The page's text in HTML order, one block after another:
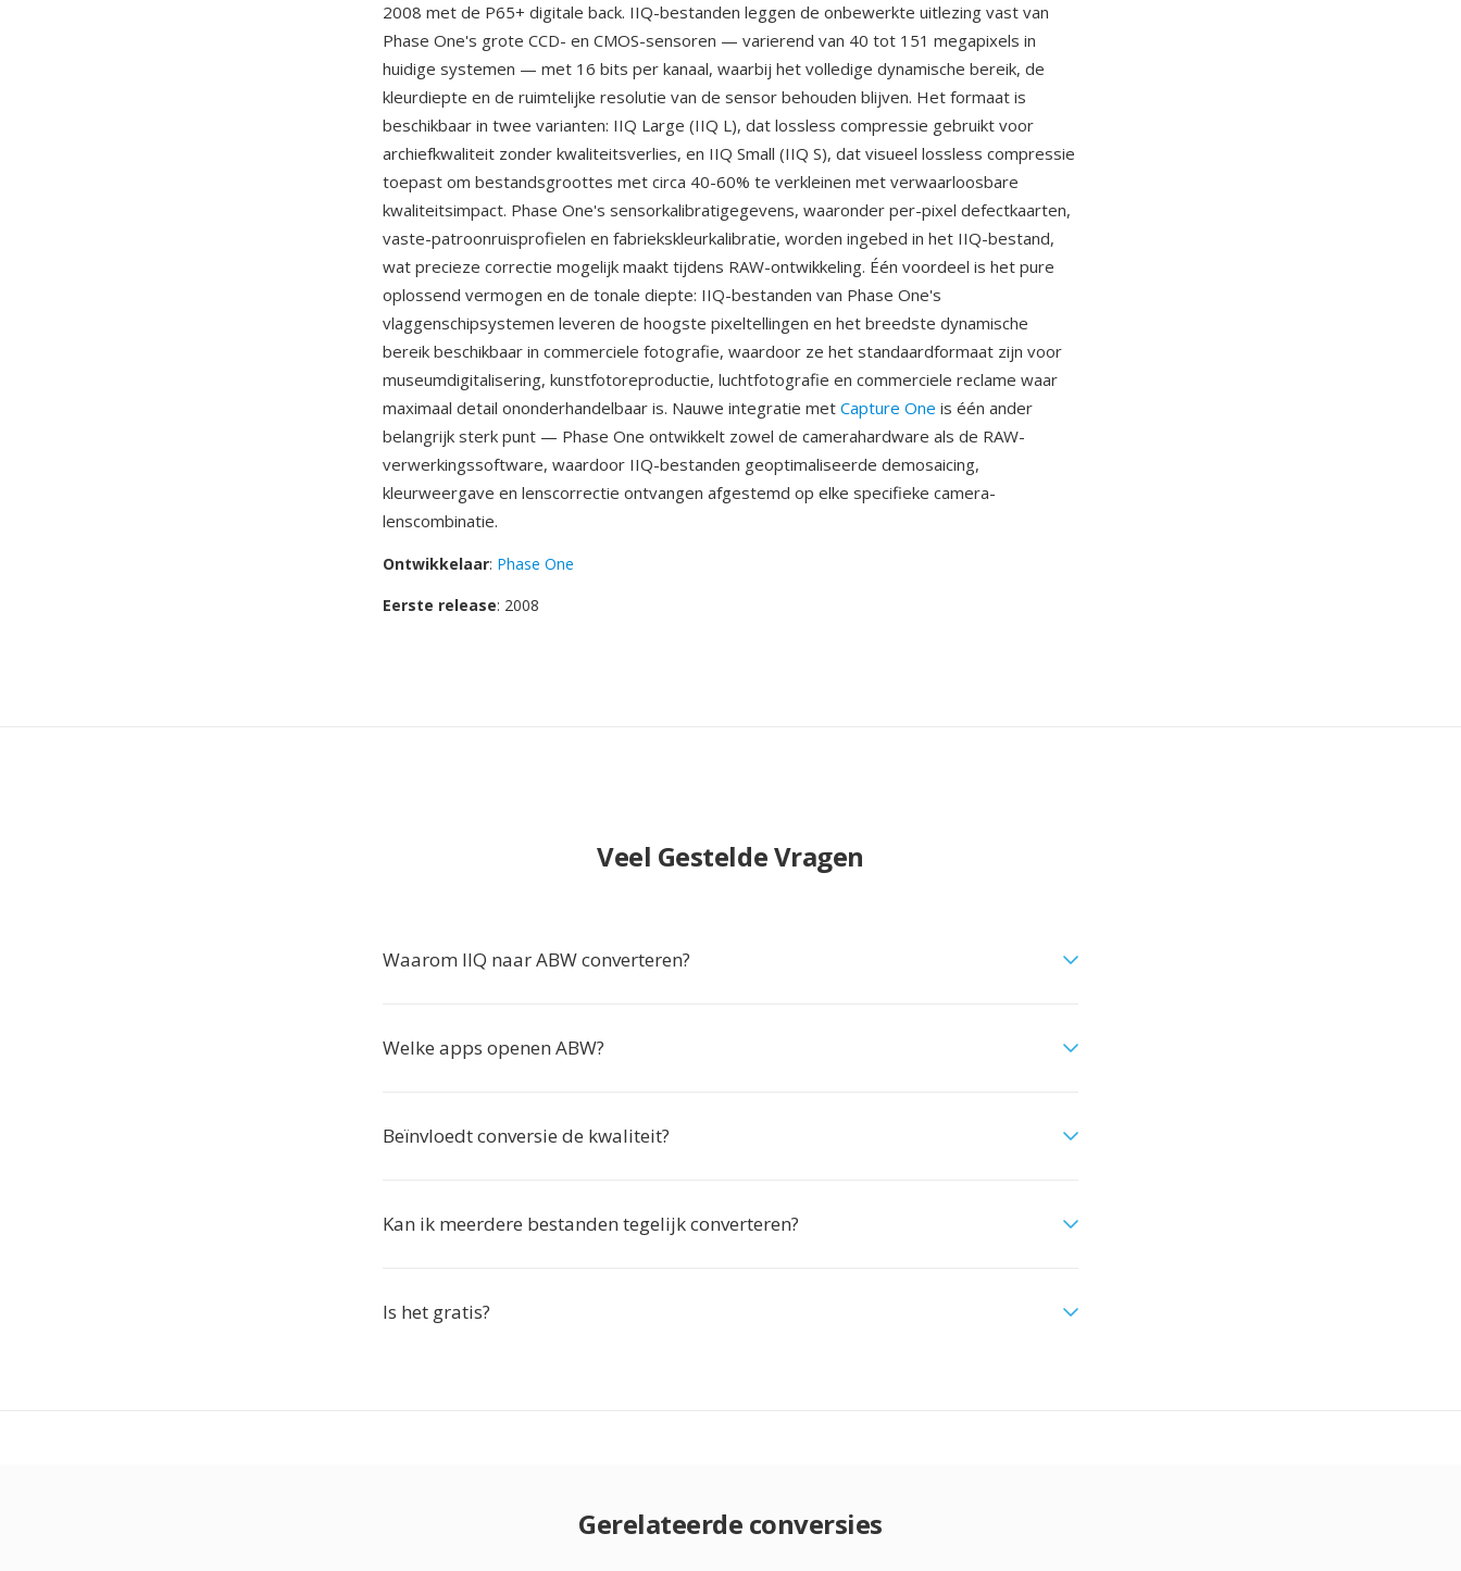
2008 met de P65+ digitale back. IIQ-bestanden leggen de onbewerkte uitlezing vast van
Phase One's grote CCD- en CMOS-sensoren — varierend van 40 tot 151 megapixels in
huidige systemen — met 16 bits per kanaal, waarbij het volledige dynamische bereik, de
kleurdiepte en de ruimtelijke resolutie van de sensor behouden blijven. Het formaat is
beschikbaar in twee varianten: IIQ Large (IIQ L), dat lossless compressie gebruikt voor
archiefkwaliteit zonder kwaliteitsverlies, en IIQ Small (IIQ S), dat visueel lossless compressie
toepast om bestandsgroottes met circa 40-60% te verkleinen met verwaarloosbare
kwaliteitsimpact. Phase One's sensorkalibratigegevens, waaronder per-pixel defectkaarten,
vaste-patroonruisprofielen en fabriekskleurkalibratie, worden ingebed in het IIQ-bestand,
wat precieze correctie mogelijk maakt tijdens RAW-ontwikkeling. Één voordeel is het pure
oplossend vermogen en de tonale diepte: IIQ-bestanden van Phase One's
vlaggenschipsystemen leveren de hoogste pixeltellingen en het breedste dynamische
bereik beschikbaar in commerciele fotografie, waardoor ze het standaardformaat zijn voor
museumdigitalisering, kunstfotoreproductie, luchtfotografie en commerciele reclame waar
maximaal detail ononderhandelbaar is. Nauwe integratie met Capture One is één ander
belangrijk sterk punt — Phase One ontwikkelt zowel de camerahardware als de RAW-
verwerkingssoftware, waardoor IIQ-bestanden geoptimaliseerde demosaicing,
kleurweergave en lenscorrectie ontvangen afgestemd op elke specifieke camera-
lenscombinatie.
Ontwikkelaar: Phase One
Eerste release: 2008
Veel Gestelde Vragen
Waarom IIQ naar ABW converteren?
Welke apps openen ABW?
Beïnvloedt conversie de kwaliteit?
Kan ik meerdere bestanden tegelijk converteren?
Is het gratis?
Gerelateerde conversies